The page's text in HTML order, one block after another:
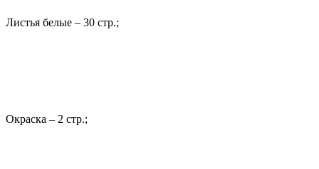
Листья белые – 30 стр.;
Окраска – 2 стр.;